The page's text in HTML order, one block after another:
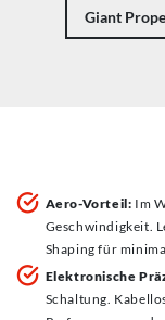
Giant
Aero-Vorteil: Im
Geschwindigkeit.
Shaping für
Elektronische
Schaltung.